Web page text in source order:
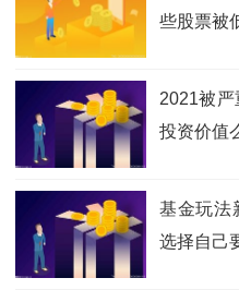
些股票被
2021被
投资价值
基金玩法
选择自己